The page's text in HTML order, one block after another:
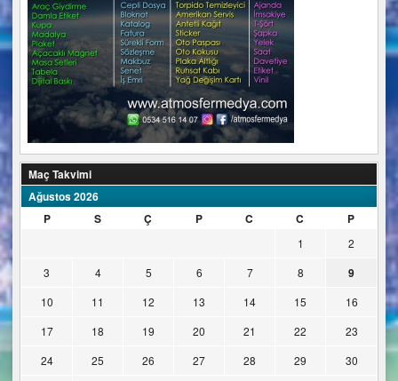
Maç Takvimi
Ağustos 2026
P
S Ç P C C P
1
2
3
4 5 6 7 8 9
10 11 12 13 14 15
16
17
18 19 20 21 22
23
24
25 26 27 28 29
30